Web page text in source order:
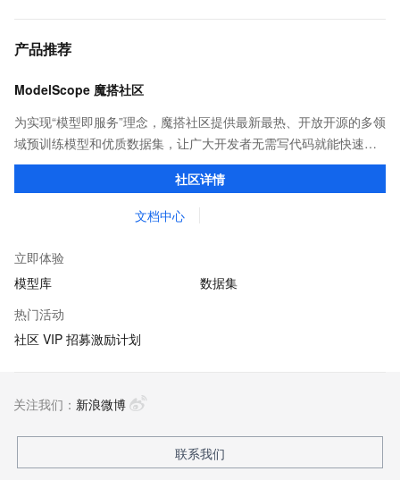
产品推荐
ModelScope 魔搭社区
为实现“模型即服务”理念，魔搭社区提供最新最热、开放开源的多领
域预训练模型和优质数据集，让广大开发者无需写代码就能快速体
验模型效果；同时提供抽象编程接口及SDK，对模型进行二次开
发，真正让模型应用到不同的场景中。
社区详情
文档中心
立即体验
模型库
数据集
热门活动
社区 VIP 招募激励计划
关注我们： 新浪微博
联系我们